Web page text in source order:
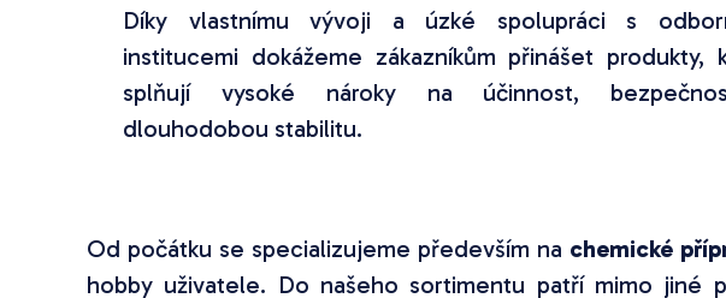
Díky vlastnímu vývoji a úzké spolupráci s
institucemi dokážeme zákazníkům přinášet produkty,
splňují vysoké nároky na účinnost,
dlouhodobou stabilitu.
Od počátku se specializujeme především na chemické
hobby uživatele. Do našeho sortimentu patří mimo jiné